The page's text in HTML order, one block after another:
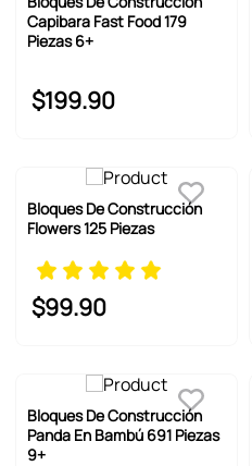
Capibara Fast Food 179
Piezas 6+
$199.90
Bloques De Construcción
Flowers 125 Piezas
$99.90
Bloques De Construcción
Panda En Bambú 691 Piezas
9+